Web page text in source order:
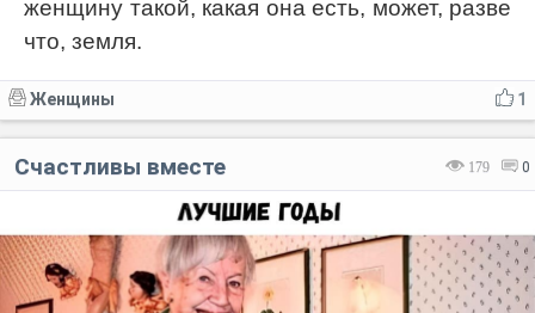
женщину такой, какая она есть, может, разве
что, земля.
1
Женщины
179 0
Счастливы вместе